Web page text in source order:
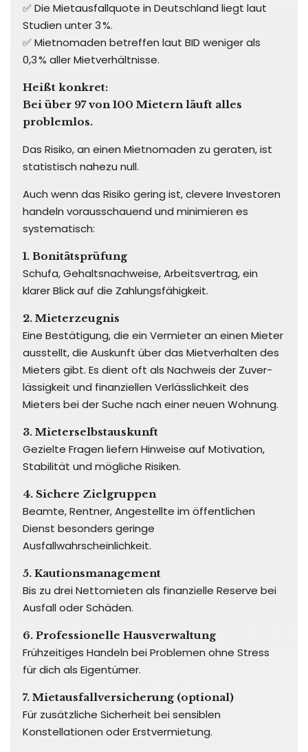
✅ Die Mietausfallquote in Deutschland liegt laut
Studien unter 3 %.
✅ Mietnomaden betreffen laut BID weniger als
0,3 % aller Mietverhältnisse.
Heißt konkret:
Bei über 97 von 100 Mietern läuft alles
problemlos.
Das Risiko, an einen Mietnomaden zu geraten, ist
statistisch nahezu null.
Auch wenn das Risiko gering ist, clevere Investoren
handeln vorausschauend und minimieren es
systematisch:
1. Bonitätsprüfung
Schufa, Gehaltsnachweise, Arbeitsvertrag, ein
klarer Blick auf die Zahlungsfähigkeit.
2. Mieterzeugnis
Eine Bestätigung, die ein Vermieter an einen Mieter
ausstellt, die Auskunft über das Mietverhalten des
Mieters gibt. Es dient oft als Nachweis der Zuver­
lässigkeit und finanziellen Verlässlichkeit des
Mieters bei der Suche nach einer neuen Wohnung.
3. Mieterselbstauskunft
Gezielte Fragen liefern Hinweise auf Motivation,
Stabilität und mögliche Risiken.
4. Sichere Zielgruppen
Beamte, Rentner, Angestellte im öffentlichen
Dienst besonders geringe
Ausfallwahrscheinlichkeit.
5. Kautionsmanagement
Bis zu drei Nettomieten als finanzielle Reserve bei
Ausfall oder Schäden.
6. Professionelle Hausverwaltung
Frühzeitiges Handeln bei Problemen ohne Stress
für dich als Eigentümer.
7. Mietausfallversicherung (optional)
Für zusätzliche Sicherheit bei sensiblen
Konstellationen oder Erstvermietung.